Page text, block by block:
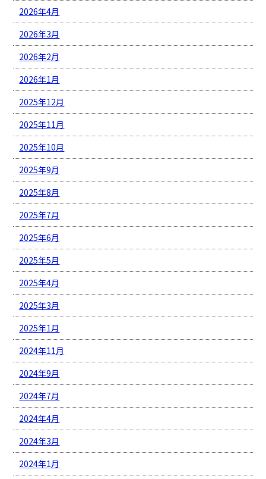
2026年4月
2026年3月
2026年2月
2026年1月
2025年12月
2025年11月
2025年10月
2025年9月
2025年8月
2025年7月
2025年6月
2025年5月
2025年4月
2025年3月
2025年1月
2024年11月
2024年9月
2024年7月
2024年4月
2024年3月
2024年1月